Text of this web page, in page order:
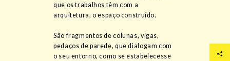
que os trabalhos têm com a
arquitetura, o espaço construído.
São fragmentos de colunas, vigas,
pedaços de parede, que dialogam com
o seu entorno, como se estabelecesse